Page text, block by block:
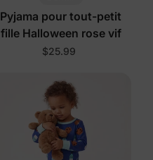
Pyjama pour tout-petit
fille Halloween rose vif
$25.99